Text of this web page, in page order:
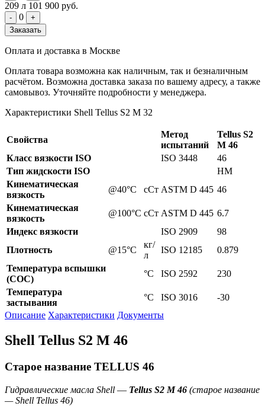
209 л 101 900 руб.
- 0
+
Заказать
Оплата и доставка в Москве
Оплата товара возможна как наличным, так и безналичным
расчётом. Возможна доставка заказа по вашему адресу, а также
самовывоз. Уточняйте подробности у менеджера.
Характеристики Shell Tellus S2 M 32
Свойства
Метод
испытаний
Tellus S2
M 46
Класс вязкости ISO
ISO 3448
46
Тип жидскости ISO
HM
Кинематическая
вязкость
@40°C сСт ASTM D 445 46
Кинематическая
вязкость
@100°C сСт ASTM D 445 6.7
Индекс вязкости
ISO 2909
98
Плотность
@15°C
кг/
л
ISO 12185
0.879
Температура вспышки
(СОС)
°C ISO 2592
230
Температура
застывания
°C ISO 3016
-30
Описание Характеристики Документы
Shell Tellus S2 M 46
Старое название TELLUS 46
Гидравлические масла Shell — Tellus S2 M 46 (старое название
— Shell Tellus 46)